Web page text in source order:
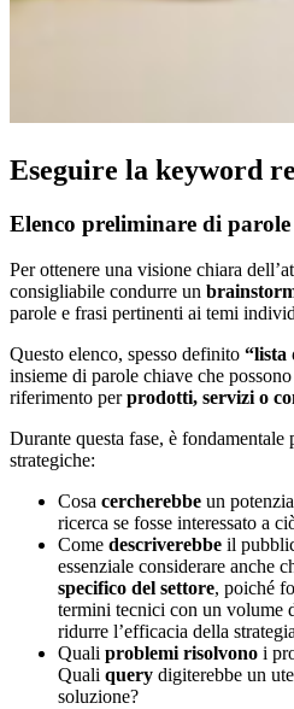
Eseguire la keyword
Elenco preliminare di parole
Per ottenere una visione chiara
consigliabile condurre un
parole e frasi pertinenti ai temi
Questo elenco, spesso definito “lista
insieme di parole chiave che
riferimento perprodotti, servizi o
Durante questa fase, è fondamentale
strategiche:
Cosa cercherebbe un
ricerca se fosse interessato a
Come descriverebbe il
essenziale considerare anche
specifico del settore, poiché
termini tecnici con un volume
ridurre l’efficacia della
Quali problemi risolvono i
Quali query digiterebbe un
soluzione?